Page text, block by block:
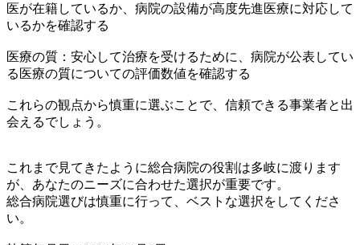
医が在籍しているか、病院の設備が高度先進医療に対応して
いるかを確認する
医療の質：安心して治療を受けるために、病院が公表してい
る医療の質についての評価数値を確認する
これらの観点から慎重に選ぶことで、信頼できる事業者と出
会えるでしょう。
これまで見てきたように総合病院の役割は多岐に渡ります
が、あなたのニーズに合わせた選択が重要です。
総合病院選びは慎重に行って、ベストな選択をしてくださ
い。